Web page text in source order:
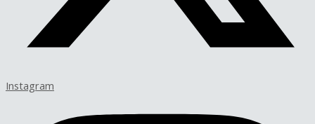
Instagram